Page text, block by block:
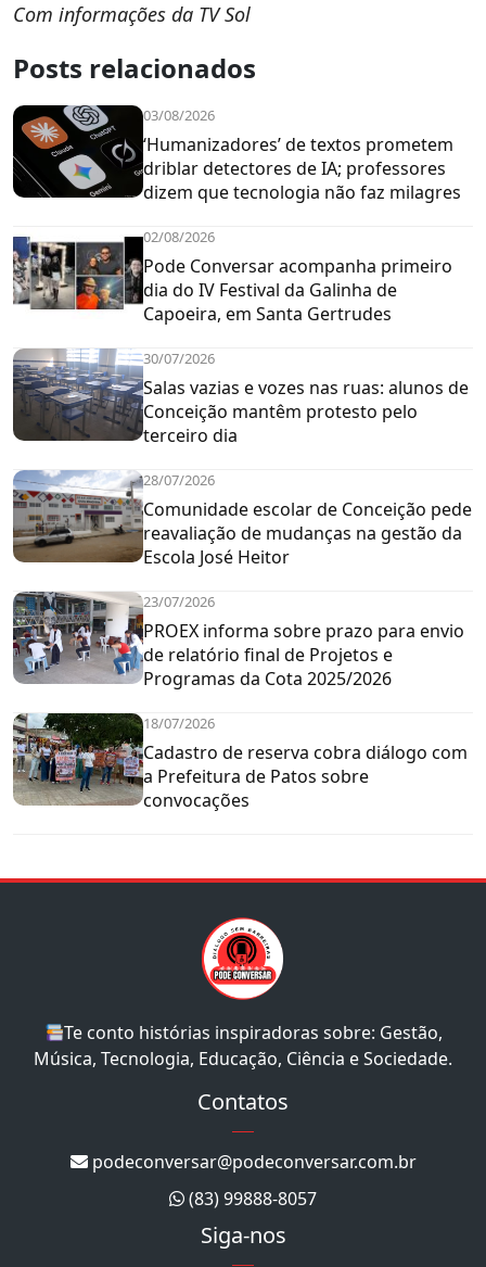
Com informações da TV Sol
Posts relacionados
03/08/2026
‘Humanizadores’ de textos prometem
driblar detectores de IA; professores
dizem que tecnologia não faz milagres
02/08/2026
Pode Conversar acompanha primeiro
dia do IV Festival da Galinha de
Capoeira, em Santa Gertrudes
30/07/2026
Salas vazias e vozes nas ruas: alunos de
Conceição mantêm protesto pelo
terceiro dia
28/07/2026
Comunidade escolar de Conceição pede
reavaliação de mudanças na gestão da
Escola José Heitor
23/07/2026
PROEX informa sobre prazo para envio
de relatório final de Projetos e
Programas da Cota 2025/2026
18/07/2026
Cadastro de reserva cobra diálogo com
a Prefeitura de Patos sobre
convocações
Te conto histórias inspiradoras sobre: Gestão,
Música, Tecnologia, Educação, Ciência e Sociedade.
Contatos
podeconversar@podeconversar.com.br
(83) 99888-8057
Siga-nos